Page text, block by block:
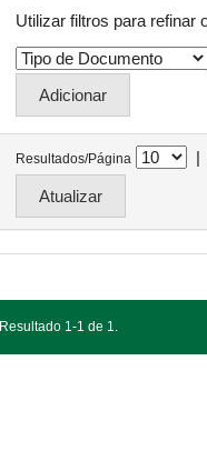
Utilizar filtros para refinar
Resultados/Página |
Resultado 1-1 de 1.